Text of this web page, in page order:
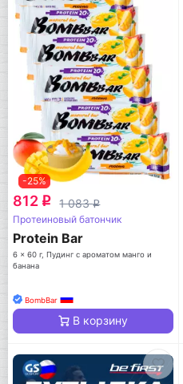
-25%
812 q 1 083q
Протеиновый батончик
Protein Bar
6 x 60 г, Пудинг с ароматом манго и
банана
BombBar
В корзину